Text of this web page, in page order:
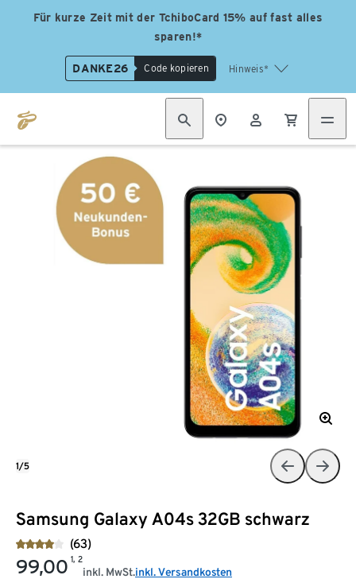
Für kurze Zeit mit der TchiboCard 15% auf fast alles
sparen!*
DANKE26 Code kopieren Hinweis*
Samsung Galaxy A04s 32GB schwarz
(63)
99,00 1, 2
inkl. MwSt.inkl. Versandkosten
1/5